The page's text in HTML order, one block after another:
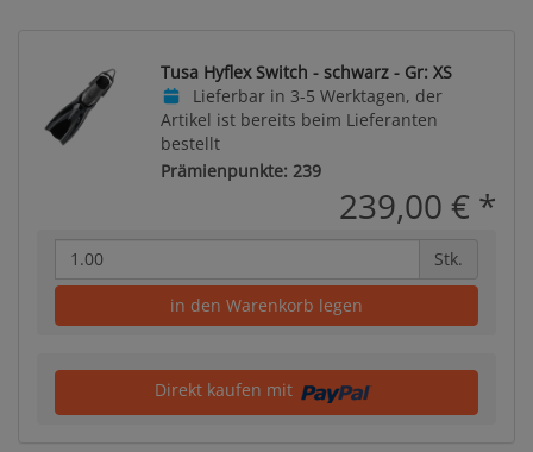
Tusa Hyflex Switch - schwarz - Gr: XS
Lieferbar in 3-5 Werktagen, der
Artikel ist bereits beim Lieferanten
bestellt
Prämienpunkte: 239
239,00 € *
Stk.
in den Warenkorb legen
Direkt kaufen mit